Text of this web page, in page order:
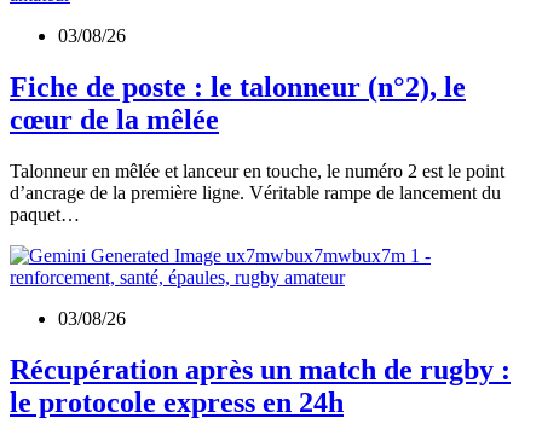
03/08/26
Fiche de poste : le talonneur (n°2), le
cœur de la mêlée
Talonneur en mêlée et lanceur en touche, le numéro 2 est le point
d’ancrage de la première ligne. Véritable rampe de lancement du
paquet…
03/08/26
Récupération après un match de rugby :
le protocole express en 24h